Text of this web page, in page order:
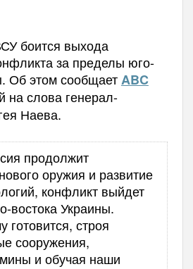
боится выхода
за пределы юго-
Об этом сообщаетABC
на слова генерал-
Наева.
продолжит
оружия и развитие
конфликт выйдет
востока Украины.
готовится, строя
сооружения,
и обучая наши